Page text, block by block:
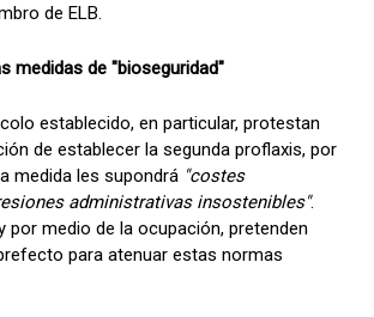
de ELB.
medidas de "bioseguridad"
establecido, en particular, protestan
de establecer la segunda proflaxis, por
medida les supondrá "costes
administrativas insostenibles".
por medio de la ocupación, pretenden
para atenuar estas normas